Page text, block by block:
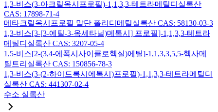
1,3-비스(3-아크릴옥시프로필)-1,1,3,3-테트라메틸디실록산
CAS: 17898-71-4
메타크릴옥시프로필 말단 폴리디메틸실록산 CAS: 58130-03-3
1,3-비스[3-[3-에틸-3-옥세타닐)메톡시] 프로필]-1,1,3,3-테트라
메틸디실록산 CAS: 3207-05-4
1,5-비스[2-(3,4-에폭시사이클로헥실)에틸]-1,1,3,3,5,5-헥사메
틸트리실록산 CAS: 150856-78-3
1,3-비스(3-(2-하이드록시에톡시)프로필)-1,1,3,3-테트라메틸디
실록산 CAS: 441307-02-4
수소 실록산